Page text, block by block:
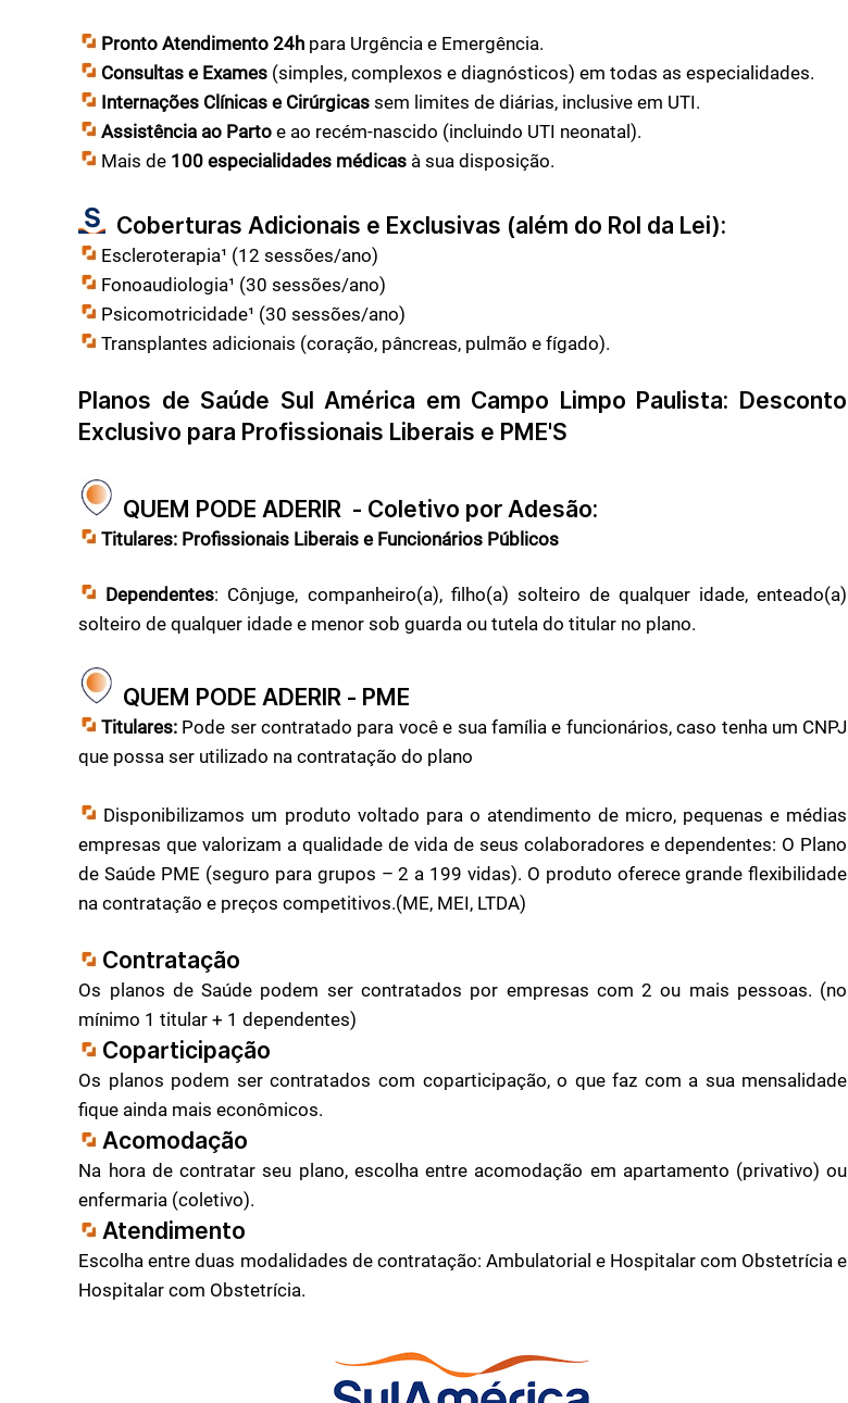
Pronto Atendimento 24h para Urgência e Emergência.
Consultas e Exames (simples, complexos e diagnósticos) em todas as especialidades.
Internações Clínicas e Cirúrgicas sem limites de diárias, inclusive em UTI.
Assistência ao Parto e ao recém-nascido (incluindo UTI neonatal).
Mais de 100 especialidades médicas à sua disposição.
Coberturas Adicionais e Exclusivas (além do Rol da Lei):
Escleroterapia¹ (12 sessões/ano)
Fonoaudiologia¹ (30 sessões/ano)
Psicomotricidade¹ (30 sessões/ano)
Transplantes adicionais (coração, pâncreas, pulmão e fígado).
Planos de Saúde Sul América em Campo Limpo Paulista: Desconto
Exclusivo para Profissionais Liberais e PME'S
QUEM PODE ADERIR - Coletivo por Adesão:
Titulares: Profissionais Liberais e Funcionários Públicos
Dependentes: Cônjuge, companheiro(a), filho(a) solteiro de qualquer idade, enteado(a)
solteiro de qualquer idade e menor sob guarda ou tutela do titular no plano.
QUEM PODE ADERIR - PME
Titulares: Pode ser contratado para você e sua família e funcionários, caso tenha um CNPJ
que possa ser utilizado na contratação do plano
Disponibilizamos um produto voltado para o atendimento de micro, pequenas e médias
empresas que valorizam a qualidade de vida de seus colaboradores e dependentes: O Plano
de Saúde PME (seguro para grupos – 2 a 199 vidas). O produto oferece grande flexibilidade
na contratação e preços competitivos.(ME, MEI, LTDA)
Contratação
Os planos de Saúde podem ser contratados por empresas com 2 ou mais pessoas. (no
mínimo 1 titular + 1 dependentes)
Coparticipação
Os planos podem ser contratados com coparticipação, o que faz com a sua mensalidade
fique ainda mais econômicos.
Acomodação
Na hora de contratar seu plano, escolha entre acomodação em apartamento (privativo) ou
enfermaria (coletivo).
Atendimento
Escolha entre duas modalidades de contratação: Ambulatorial e Hospitalar com Obstetrícia e
Hospitalar com Obstetrícia.